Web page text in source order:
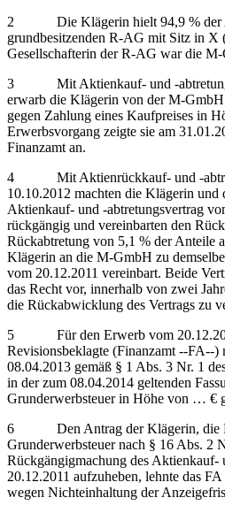
2 Die Klägerin hielt 94,9 % der
grundbesitzenden R-AG mit Sitz in X
Gesellschafterin der R-AG war die
3 Mit Aktienkauf- und -
erwarb die Klägerin von der M-
gegen Zahlung eines Kaufpreises in
Erwerbsvorgang zeigte sie am
Finanzamt an.
4 Mit Aktienrückkauf- und -
10.10.2012 machten die Klägerin
Aktienkauf- und -abtretungsvertrag
rückgängig und vereinbarten den
Rückabtretung von 5,1 % der Anteile
Klägerin an die M-GmbH zu
vom 20.12.2011 vereinbart. Beide
das Recht vor, innerhalb von zwei
die Rückabwicklung des Vertrags zu
5 Für den Erwerb vom
Revisionsbeklagte (Finanzamt
08.04.2013 gemäß § 1 Abs. 3 Nr. 1
in der zum 08.04.2014 geltenden
Grunderwerbsteuer in Höhe von … €
6 Den Antrag der Klägerin, die
Grunderwerbsteuer nach § 16 Abs. 2
Rückgängigmachung des Aktienkauf-
20.12.2011 aufzuheben, lehnte das
wegen Nichteinhaltung der